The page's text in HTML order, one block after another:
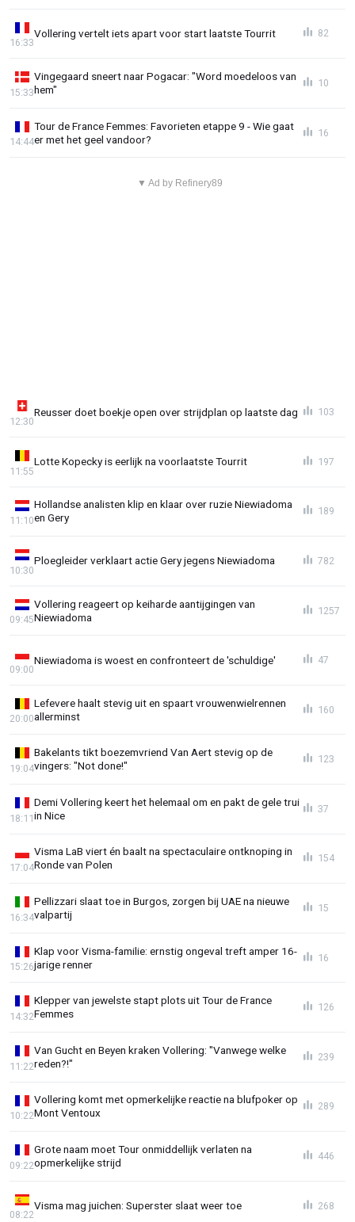
Vollering vertelt iets apart voor start laatste Tourrit
16:33
82
Vingegaard sneert naar Pogacar: "Word moedeloos van
hem"
15:33
10
Tour de France Femmes: Favorieten etappe 9 - Wie gaat
er met het geel vandoor?
14:44
16
▼ Ad by Refinery89
Reusser doet boekje open over strijdplan op laatste dag
12:30
103
Lotte Kopecky is eerlijk na voorlaatste Tourrit
11:55
197
Hollandse analisten klip en klaar over ruzie Niewiadoma
en Gery
11:10
189
Ploegleider verklaart actie Gery jegens Niewiadoma
10:30
782
Vollering reageert op keiharde aantijgingen van
Niewiadoma
09:45
1257
Niewiadoma is woest en confronteert de 'schuldige'
09:00
47
Lefevere haalt stevig uit en spaart vrouwenwielrennen
allerminst
20:00
160
Bakelants tikt boezemvriend Van Aert stevig op de
vingers: "Not done!"
19:04
123
Demi Vollering keert het helemaal om en pakt de gele trui
in Nice
18:11
37
Visma LaB viert én baalt na spectaculaire ontknoping in
Ronde van Polen
17:04
154
Pellizzari slaat toe in Burgos, zorgen bij UAE na nieuwe
valpartij
16:34
15
Klap voor Visma-familie: ernstig ongeval treft amper 16-
jarige renner
15:26
16
Klepper van jewelste stapt plots uit Tour de France
Femmes
14:32
126
Van Gucht en Beyen kraken Vollering: "Vanwege welke
reden?!"
11:22
239
Vollering komt met opmerkelijke reactie na blufpoker op
Mont Ventoux
10:22
289
Grote naam moet Tour onmiddellijk verlaten na
opmerkelijke strijd
09:22
446
Visma mag juichen: Superster slaat weer toe
08:22
268